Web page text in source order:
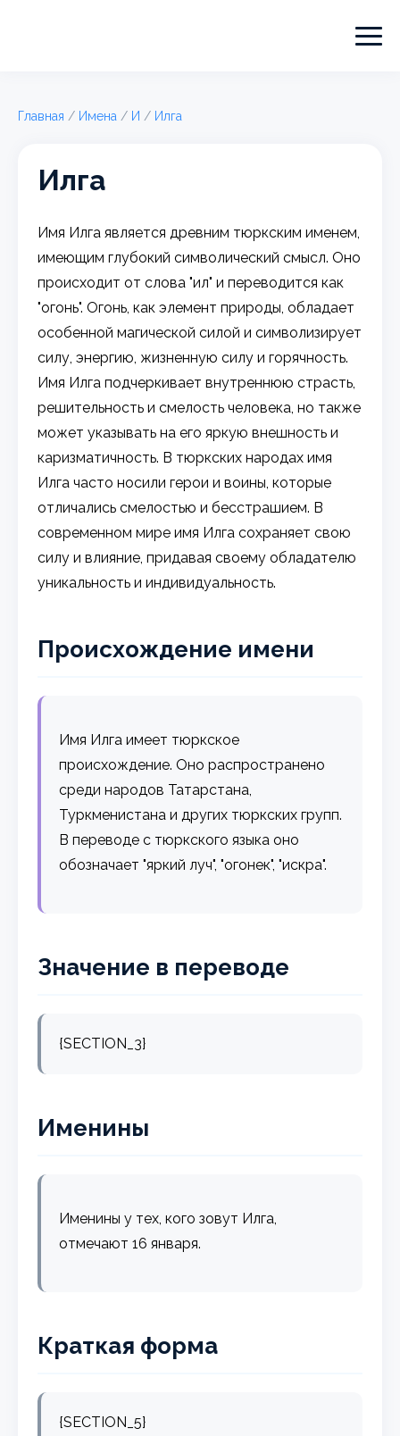
Главная / Имена / И / Илга
Илга
Имя Илга является древним тюркским именем,
имеющим глубокий символический смысл. Оно
происходит от слова "ил" и переводится как
"огонь". Огонь, как элемент природы, обладает
особенной магической силой и символизирует
силу, энергию, жизненную силу и горячность.
Имя Илга подчеркивает внутреннюю страсть,
решительность и смелость человека, но также
может указывать на его яркую внешность и
каризматичность. В тюркских народах имя
Илга часто носили герои и воины, которые
отличались смелостью и бесстрашием. В
современном мире имя Илга сохраняет свою
силу и влияние, придавая своему обладателю
уникальность и индивидуальность.
Происхождение имени
Имя Илга имеет тюркское
происхождение. Оно распространено
среди народов Татарстана,
Туркменистана и других тюркских групп.
В переводе с тюркского языка оно
обозначает "яркий луч", "огонек", "искра".
Значение в переводе
{SECTION_3}
Именины
Именины у тех, кого зовут Илга,
отмечают 16 января.
Краткая форма
{SECTION_5}